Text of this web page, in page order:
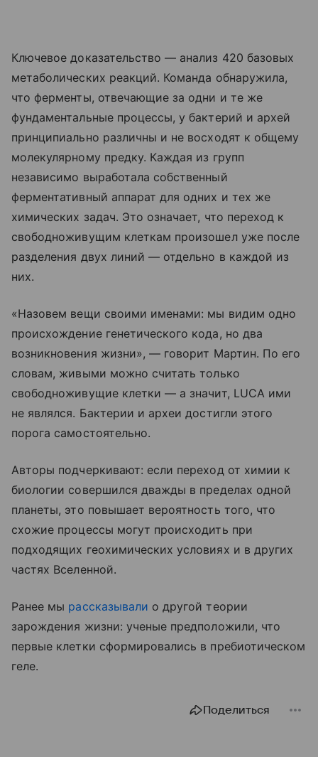
Ключевое доказательство — анализ 420 базовых
метаболических реакций. Команда обнаружила,
что ферменты, отвечающие за одни и те же
фундаментальные процессы, у бактерий и архей
принципиально различны и не восходят к общему
молекулярному предку. Каждая из групп
независимо выработала собственный
ферментативный аппарат для одних и тех же
химических задач. Это означает, что переход к
свободноживущим клеткам произошел уже после
разделения двух линий — отдельно в каждой из
них.
«Назовем вещи своими именами: мы видим одно
происхождение генетического кода, но два
возникновения жизни», — говорит Мартин. По его
словам, живыми можно считать только
свободноживущие клетки — а значит, LUCA ими
не являлся. Бактерии и археи достигли этого
порога самостоятельно.
Авторы подчеркивают: если переход от химии к
биологии совершился дважды в пределах одной
планеты, это повышает вероятность того, что
схожие процессы могут происходить при
подходящих геохимических условиях и в других
частях Вселенной.
Ранее мы рассказывали о другой теории
зарождения жизни: ученые предположили, что
первые клетки сформировались в пребиотическом
геле.
Поделиться